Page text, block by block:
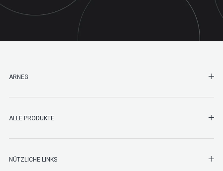
ARNEG
ALLE PRODUKTE
NÜTZLICHE LINKS